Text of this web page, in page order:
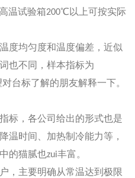
温试验箱200℃以上可按实际
度均匀度和温度偏差，近似
也不同，样本指标为
台标了解的朋友解释一下。
标，各公司给出的形式也是
温时间、加热制冷能力等，
的猫腻也zui丰富。
，主要明确从常温达到极限